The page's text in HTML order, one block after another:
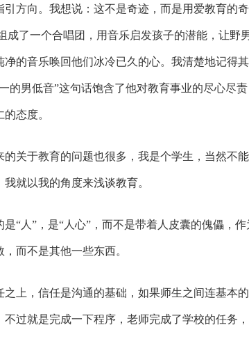
方向。我想说：这不是奇迹，而是用爱教育的奇
成了一个合唱团，用音乐启发孩子的潜能，让野
的音乐唤回他们冰冷已久的心。我清楚地记得其
的男低音”这句话饱含了他对教育事业的尽心尽责
态度。
的关于教育的问题也很多，我是个学生，当然不能
就以我的角度来浅谈教育。
“人”，是“人心”，而不是带着人皮囊的傀儡，作
而不是其他一些东西。
上，信任是沟通的基础，如果师生之间连基本的
过就是完成一下程序，老师完成了学校的任务，